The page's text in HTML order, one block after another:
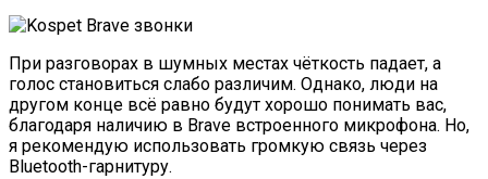
При разговорах в шумных местах чёткость падает, а
голос становиться слабо различим. Однако, люди на
другом конце всё равно будут хорошо понимать вас,
благодаря наличию в Brave встроенного микрофона. Но,
я рекомендую использовать громкую связь через
Bluetooth-гарнитуру.